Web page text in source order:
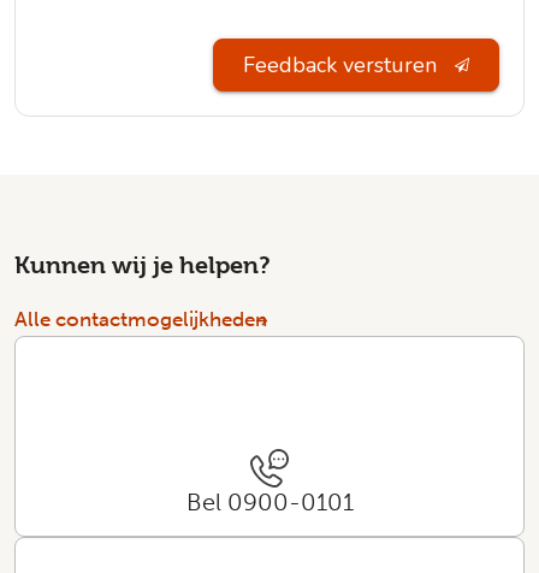
Feedback versturen
Kunnen wij je helpen?
Alle contactmogelijkheden
Bel 0900-0101